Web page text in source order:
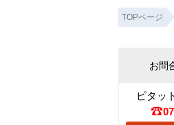
TOPページ
お問
ピタッ